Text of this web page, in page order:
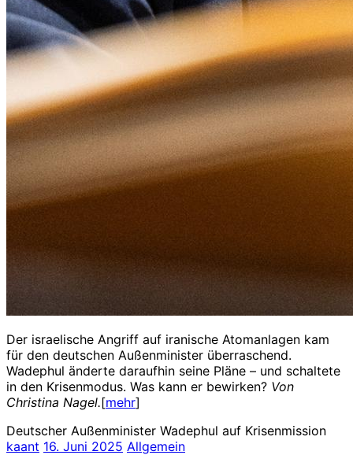
Der israelische Angriff auf iranische Atomanlagen kam
für den deutschen Außenminister überraschend.
Wadephul änderte daraufhin seine Pläne – und schaltete
in den Krisenmodus. Was kann er bewirken? Von
Christina Nagel.[mehr]
Deutscher Außenminister Wadephul auf Krisenmission
kaant 16. Juni 2025 Allgemein